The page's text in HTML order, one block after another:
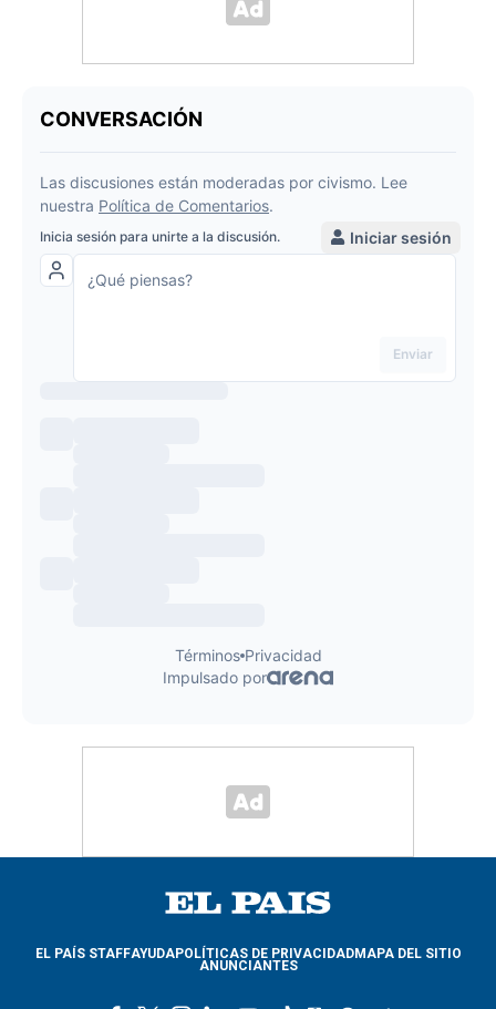
EL PAÍS STAFFAYUDAPOLÍTICAS DE PRIVACIDADMAPA DEL SITIO
ANUNCIANTES